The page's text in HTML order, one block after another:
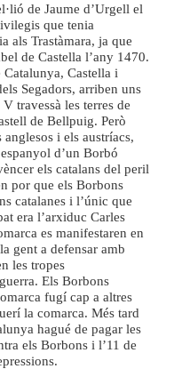
de Jaume d’Urgell el
que tenia
als Trastàmara, ja que
de Castella l’any 1470.
Catalunya, Castella i
Segadors, arriben uns
travessà les terres de
de Bellpuig. Però
i els austríacs,
d’un Borbó
els catalans del perill
por que els Borbons
catalanes i l’únic que
era l’arxiduc Carles
es manifestaren en
gent a defensar amb
les tropes
Els Borbons
fugí cap a altres
la comarca. Més tard
hagué de pagar les
els Borbons i l’11 de